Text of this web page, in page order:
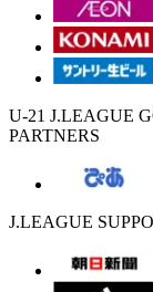
U-21 J.LEAGUE
PARTNERS
J.LEAGUE